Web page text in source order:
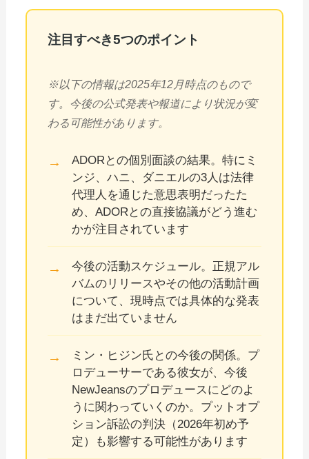
注目すべき5つのポイント
※以下の情報は2025年12月時点のもので
す。今後の公式発表や報道により状況が変
わる可能性があります。
ADORとの個別面談の結果。特にミ
ンジ、ハニ、ダニエルの3人は法律
代理人を通じた意思表明だったた
め、ADORとの直接協議がどう進む
かが注目されています
今後の活動スケジュール。正規アル
バムのリリースやその他の活動計画
について、現時点では具体的な発表
はまだ出ていません
ミン・ヒジン氏との今後の関係。プ
ロデューサーである彼女が、今後
NewJeansのプロデュースにどのよ
うに関わっていくのか。プットオプ
ション訴訟の判決（2026年初め予
定）も影響する可能性があります